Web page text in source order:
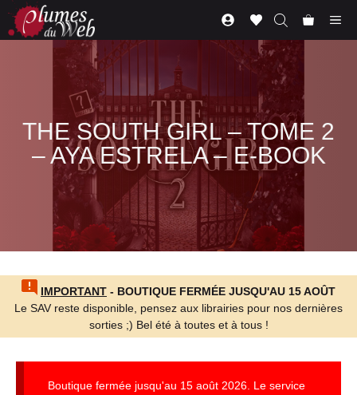
Aller
contenu
THE SOUTH GIRL – TOME 2
– AYA ESTRELA – E-BOOK
IMPORTANT - BOUTIQUE FERMÉE JUSQU'AU 15 AOÛT
Le SAV reste disponible, pensez aux librairies pour nos dernières
sorties ;) Bel été à toutes et à tous !
Boutique fermée jusqu'au 15 août 2026. Le service